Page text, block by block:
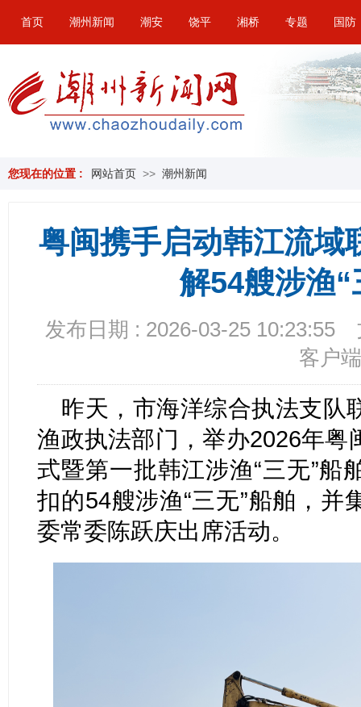
首页 潮州新闻 潮安 饶平 湘桥 专题 国防
您现在的位置 : 网站首页 >> 潮州新闻
粤闽携手启动韩江流域
解54艘涉渔“
发布日期 : 2026-03-25 10:23:55
客户端
昨天，市海洋综合执法支队
渔政执法部门，举办2026年粤
式暨第一批韩江涉渔“三无”船
扣的54艘涉渔“三无”船舶，并
委常委陈跃庆出席活动。